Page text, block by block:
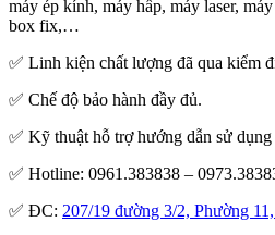
máy ép kính, máy hấp, máy laser,
box fix,…
✅ Linh kiện chất lượng đã qua kiểm
✅ Chế độ bảo hành đầy đủ.
✅ Kỹ thuật hỗ trợ hướng dẫn sử dụng
✅ Hotline: 0961.383838 –
✅ ĐC: 207/19 đường 3/2, Phường